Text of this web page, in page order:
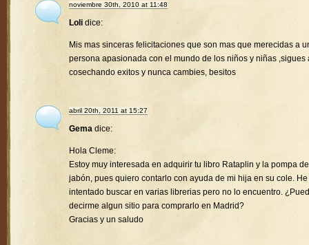
noviembre 30th, 2010 at 11:48
Loli dice:
Mis mas sinceras felicitaciones que son mas que merecidas a
persona apasionada con el mundo de los niños y niñas ,sigues
cosechando exitos y nunca cambies, besitos
abril 20th, 2011 at 15:27
Gema dice:
Hola Cleme:
Estoy muy interesada en adquirir tu libro Rataplin y la pompa de
jabón, pues quiero contarlo con ayuda de mi hija en su cole. He
intentado buscar en varias librerias pero no lo encuentro.
decirme algun sitio para comprarlo en Madrid?
Gracias y un saludo